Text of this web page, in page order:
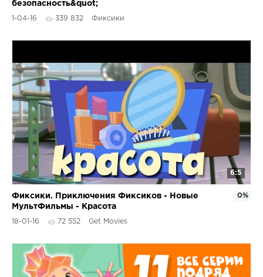
безопасность&quot;
1-04-16 339 832 Фиксики
6:5
Фиксики. Приключения Фиксиков - Новые
МультФильмы - Красота
18-01-16 72 552 Get Movies
0%